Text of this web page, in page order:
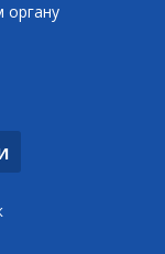
органу